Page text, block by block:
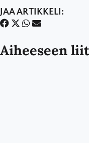
JAA ARTIKKELI:
Aiheeseen